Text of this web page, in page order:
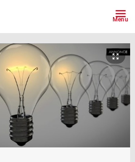
Menu